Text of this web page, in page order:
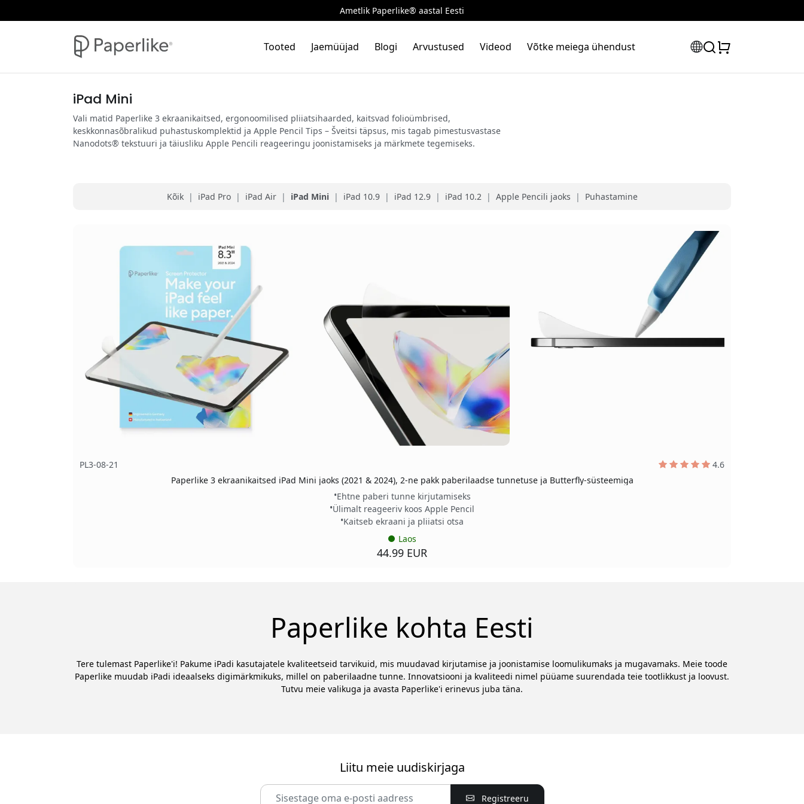
Ametlik Paperlike® aastal Eesti
Tooted Jaemüüjad Blogi Arvustused Videod Võtke meiega ühendust
iPad Mini
Vali matid Paperlike 3 ekraanikaitsed, ergonoomilised pliiatsihaarded, kaitsvad folioümbrised,
keskkonnasõbralikud puhastuskomplektid ja Apple Pencil Tips – Šveitsi täpsus, mis tagab pimestusvastase
Nanodots® tekstuuri ja täiusliku Apple Pencili reageeringu joonistamiseks ja märkmete tegemiseks.
Kõik | iPad Pro | iPad Air | iPad Mini | iPad 10.9 | iPad 12.9 | iPad 10.2 | Apple Pencili jaoks | Puhastamine
PL3-08-21
4.6
Paperlike 3 ekraanikaitsed iPad Mini jaoks (2021 & 2024), 2-ne pakk paberilaadse tunnetuse ja Butterfly-süsteemiga
Ehtne paberi tunne kirjutamiseks
Ülimalt reageeriv koos Apple Pencil
Kaitseb ekraani ja pliiatsi otsa
Laos
44.99 EUR
Paperlike kohta Eesti
Tere tulemast Paperlike'i! Pakume iPadi kasutajatele kvaliteetseid tarvikuid, mis muudavad kirjutamise ja joonistamise loomulikumaks ja mugavamaks. Meie toode
Paperlike muudab iPadi ideaalseks digimärkmikuks, millel on paberilaadne tunne. Innovatsiooni ja kvaliteedi nimel püüame suurendada teie tootlikkust ja loovust.
Tutvu meie valikuga ja avasta Paperlike'i erinevus juba täna.
Liitu meie uudiskirjaga
Registreeru